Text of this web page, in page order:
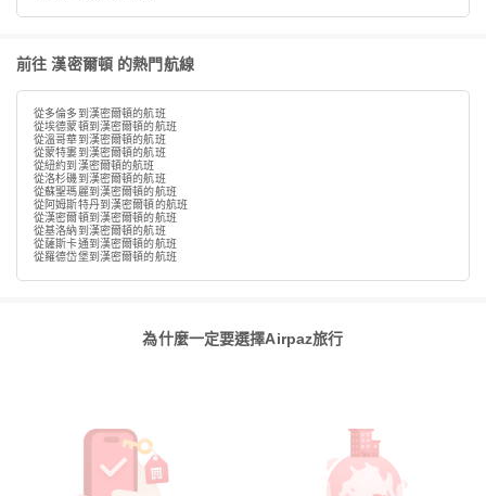
前往 漢密爾頓 的熱門航線
從多倫多到漢密爾頓的航班
從埃德蒙頓到漢密爾頓的航班
從溫哥華到漢密爾頓的航班
從蒙特婁到漢密爾頓的航班
從紐約到漢密爾頓的航班
從洛杉磯到漢密爾頓的航班
從蘇聖瑪麗到漢密爾頓的航班
從阿姆斯特丹到漢密爾頓的航班
從漢密爾頓到漢密爾頓的航班
從基洛納到漢密爾頓的航班
從薩斯卡通到漢密爾頓的航班
從羅德岱堡到漢密爾頓的航班
為什麼一定要選擇Airpaz旅行